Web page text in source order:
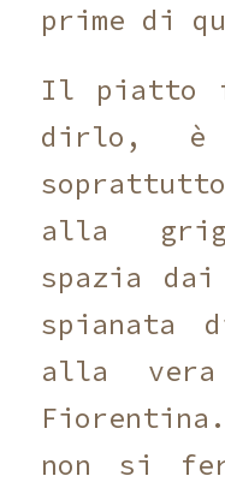
prime di
Il piatto
dirlo,
è
alla
spazia
spianata
alla
Fiorentina.
non si